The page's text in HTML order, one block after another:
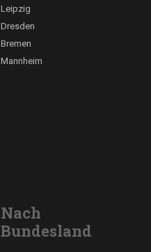
Leipzig
Dresden
Bremen
Mannheim
Nach
Bundesland